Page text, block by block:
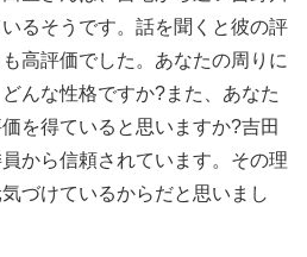
るそうです。話を聞くと彼の評
高評価でした。あなたの周りに
んな性格ですか?また、あなた
を得ていると思いますか?吉田
から信頼されています。その理
づけているからだと思いまし